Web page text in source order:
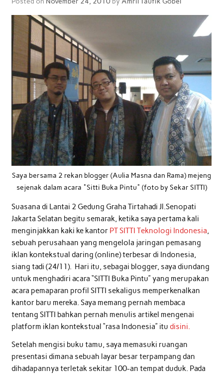
Saya bersama 2 rekan blogger (Aulia Masna dan Rama) mejeng
sejenak dalam acara "Sitti Buka Pintu" (foto by Sekar SITTI)
Suasana di Lantai 2 Gedung Graha Tirtahadi Jl.Senopati
Jakarta Selatan begitu semarak, ketika saya pertama kali
menginjakkan kaki ke kantor PT SITTI Teknologi Indonesia,
sebuah perusahaan yang mengelola jaringan pemasang
iklan kontekstual daring (online) terbesar di Indonesia,
siang tadi (24/11). Hari itu, sebagai blogger, saya diundang
untuk menghadiri acara “SITTI Buka Pintu” yang merupakan
acara pemaparan profil SITTI sekaligus memperkenalkan
kantor baru mereka. Saya memang pernah membaca
tentang SITTI bahkan pernah menulis artikel mengenai
platform iklan kontekstual “rasa Indonesia” itu disini.
Setelah mengisi buku tamu, saya memasuki ruangan
presentasi dimana sebuah layar besar terpampang dan
dihadapannya terletak sekitar 100-an tempat duduk. Pada